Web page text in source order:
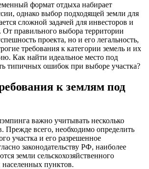
формат отдыха набирает
однако выбор подходящей земли для
сложной задачей для инвесторов и
правильного выбора территории
проекта, но и его легальность,
требования к категории земель и их
Как найти идеальное место под
типичных ошибок при выборе участка?
к землям под
важно учитывать несколько
Прежде всего, необходимо определить
участка и его разрешенное
законодательству РФ, наиболее
земли сельскохозяйственного
населенных пунктов.